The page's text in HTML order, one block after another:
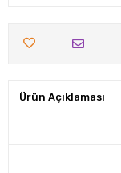
Ürün Açıklaması